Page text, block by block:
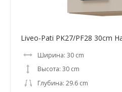
Liveo-Pati PK27/PF28 30cm
Ширина: 30 cm
Высота: 30 cm
Глубина: 29.6 cm